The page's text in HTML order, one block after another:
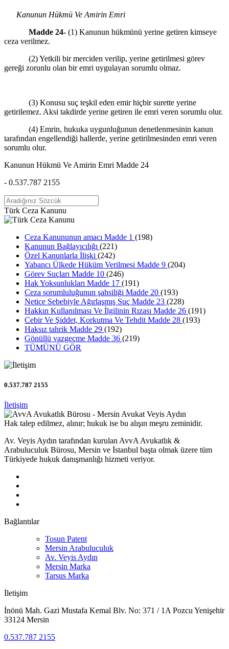
Kanunun Hükmü Ve Amirin Emri
Madde 24- (1) Kanunun hükmünü yerine getiren kimseye
ceza verilmez.
(2) Yetkili bir merciden verilip, yerine getirilmesi görev
gereği zorunlu olan bir emri uygulayan sorumlu olmaz.
(3) Konusu suç teşkil eden emir hiçbir surette yerine
getirilemez. Aksi takdirde yerine getiren ile emri veren sorumlu olur.
(4) Emrin, hukuka uygunluğunun denetlenmesinin kanun
tarafından engellendiği hallerde, yerine getirilmesinden emri veren
sorumlu olur.
Kanunun Hükmü Ve Amirin Emri Madde 24
- 0.537.787 2155
Türk Ceza Kanunu
Ceza Kanununun amacı Madde 1 (198)
Kanunun Bağlayıcılığı (221)
Özel Kanunlarla İlişki (242)
Yabancı Ülkede Hüküm Verilmesi Madde 9 (204)
Görev Suçları Madde 10 (246)
Hak Yoksunlukları Madde 17 (191)
Ceza sorumluluğunun şahsiliği Madde 20 (193)
Netice Sebebiyle Ağırlaşmış Suç Madde 23 (228)
Hakkın Kullanılması Ve İlgilinin Rızası Madde 26 (191)
Cebir Ve Şiddet, Korkutma Ve Tehdit Madde 28 (193)
Haksız tahrik Madde 29 (192)
Gönüllü vazgeçme Madde 36 (219)
TÜMÜNÜ GÖR
0.537.787 2155
İletişim
Hak talep edilmez, alınır; hukuk ise bu alışın meşru zeminidir.
Av. Veyis Aydın tarafından kurulan AvvA Avukatlık &
Arabuluculuk Bürosu, Mersin ve İstanbul başta olmak üzere tüm
Türkiyede hukuk danışmanlığı hizmeti veriyor.
Bağlantılar
Tosun Patent
Mersin Arabuluculuk
Av. Veyis Aydın
Mersin Marka
Tarsus Marka
İletişim
İnönü Mah. Gazi Mustafa Kemal Blv. No: 371 / 1A Pozcu Yenişehir
33124 Mersin
0.537.787 2155